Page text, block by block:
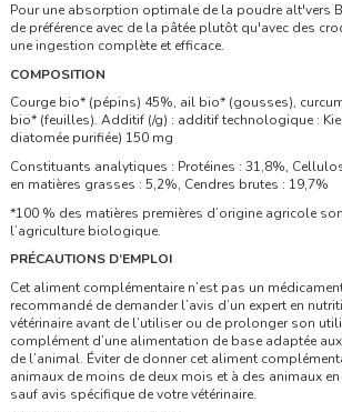
Pour une absorption optimale de la poudre alt'vers
de préférence avec de la pâtée plutôt qu'avec des
une ingestion complète et efficace.
COMPOSITION
Courge bio* (pépins) 45%, ail bio* (gousses),
bio* (feuilles). Additif (/g) : additif technologique :
diatomée purifiée) 150 mg
Constituants analytiques : Protéines : 31,8%,
en matières grasses : 5,2%, Cendres brutes : 19,7%
*100 % des matières premières d’origine agricole
l’agriculture biologique.
PRÉCAUTIONS D’EMPLOI
Cet aliment complémentaire n’est pas un
recommandé de demander l’avis d’un expert en
vétérinaire avant de l’utiliser ou de prolonger son
complément d’une alimentation de base adaptée
de l’animal. Éviter de donner cet aliment
animaux de moins de deux mois et à des animaux
sauf avis spécifique de votre vétérinaire.